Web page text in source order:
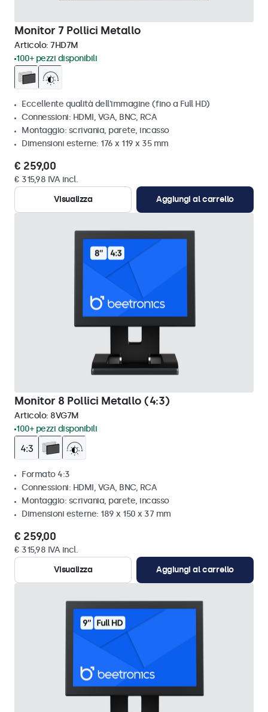
Monitor 7 Pollici Metallo
Articolo: 7HD7M
100+ pezzi disponibili
Eccellente qualità dell'immagine (fino a Full HD)
Connessioni: HDMI, VGA, BNC, RCA
Montaggio: scrivania, parete, incasso
Dimensioni esterne: 176 x 119 x 35 mm
€ 259,00
€ 315,98 IVA incl.
Visualizza
Aggiungi al carrello
Monitor 8 Pollici Metallo (4:3)
Articolo: 8VG7M
100+ pezzi disponibili
Formato 4:3
Connessioni: HDMI, VGA, BNC, RCA
Montaggio: scrivania, parete, incasso
Dimensioni esterne: 189 x 150 x 37 mm
€ 259,00
€ 315,98 IVA incl.
Visualizza
Aggiungi al carrello